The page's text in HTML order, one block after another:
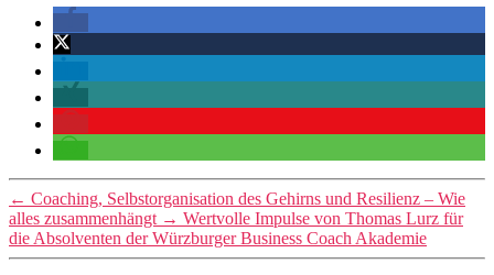
← Coaching, Selbstorganisation des Gehirns und Resilienz – Wie
alles zusammenhängt → Wertvolle Impulse von Thomas Lurz für
die Absolventen der Würzburger Business Coach Akademie